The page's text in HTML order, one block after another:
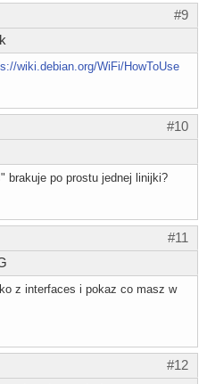
#9
wiki.debian.org/WiFi/HowToUse
#10
brakuje po prostu jednej linijki?
#11
z interfaces i pokaz co masz w
#12